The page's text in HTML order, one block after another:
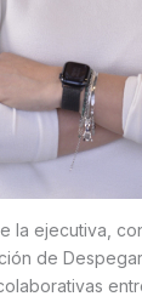
la ejecutiva,
de